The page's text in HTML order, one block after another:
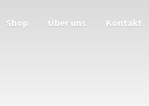
Shop Über uns Kontakt